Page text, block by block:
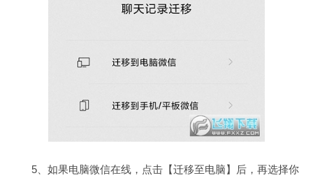
5、如果电脑微信在线，点击【迁移至电脑】后，再选择你